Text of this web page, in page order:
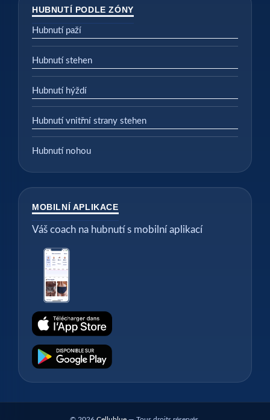
HUBNUTÍ PODLE ZÓNY
Hubnutí paží
Hubnutí stehen
Hubnutí hýždí
Hubnutí vnitřní strany stehen
Hubnutí nohou
MOBILNÍ APLIKACE
Váš coach na hubnutí s mobilní aplikací